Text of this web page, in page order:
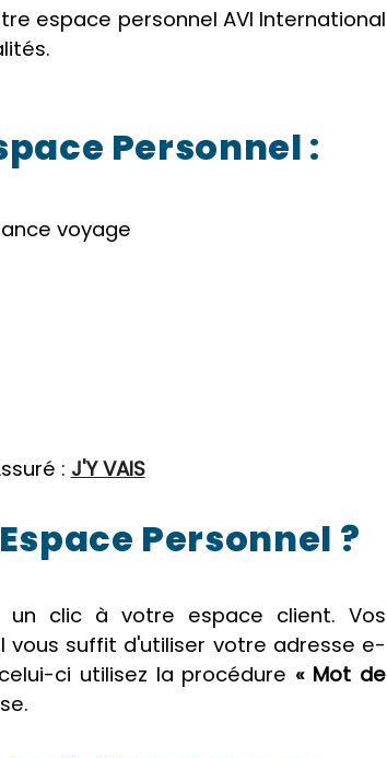
espace personnel AVI International
Personnel :
voyage
: J'Y VAIS
Personnel ?
un clic à votre espace client. Vos
vous suffit d'utiliser votre adresse e-
ci utilisez la procédure « Mot de